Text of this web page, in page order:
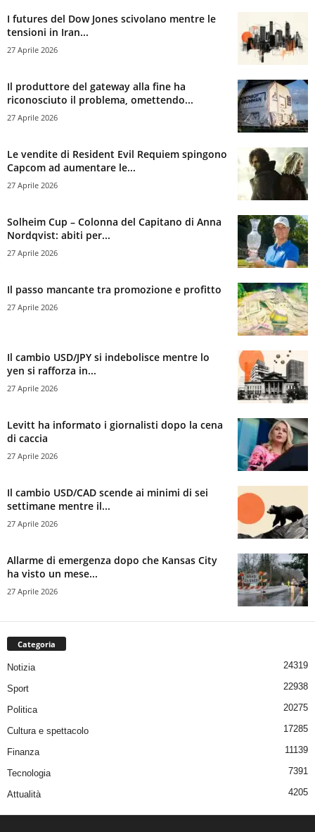
I futures del Dow Jones scivolano mentre le
tensioni in Iran...
27 Aprile 2026
Il produttore del gateway alla fine ha
riconosciuto il problema, omettendo...
27 Aprile 2026
Le vendite di Resident Evil Requiem spingono
Capcom ad aumentare le...
27 Aprile 2026
Solheim Cup – Colonna del Capitano di Anna
Nordqvist: abiti per...
27 Aprile 2026
Il passo mancante tra promozione e profitto
27 Aprile 2026
Il cambio USD/JPY si indebolisce mentre lo
yen si rafforza in...
27 Aprile 2026
Levitt ha informato i giornalisti dopo la cena
di caccia
27 Aprile 2026
Il cambio USD/CAD scende ai minimi di sei
settimane mentre il...
27 Aprile 2026
Allarme di emergenza dopo che Kansas City
ha visto un mese...
27 Aprile 2026
Categoria
Notizia 24319
Sport 22938
Politica 20275
Cultura e spettacolo 17285
Finanza 11139
Tecnologia 7391
Attualità 4205